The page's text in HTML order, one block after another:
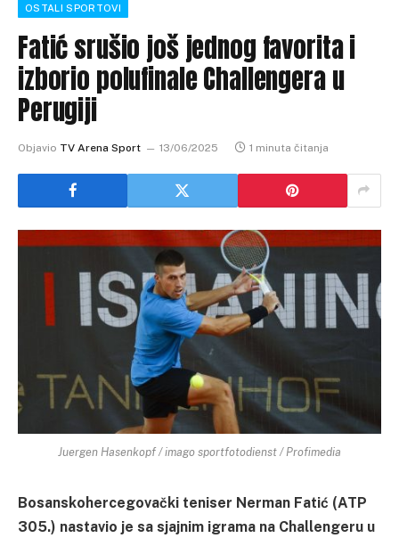
OSTALI SPORTOVI
Fatić srušio još jednog favorita i
izborio polufinale Challengera u
Perugiji
Objavio TV Arena Sport 13/06/2025 1 minuta čitanja
Juergen Hasenkopf / imago sportfotodienst / Profimedia
Bosanskohercegovački teniser Nerman Fatić (ATP
305.) nastavio je sa sjajnim igrama na Challengeru u